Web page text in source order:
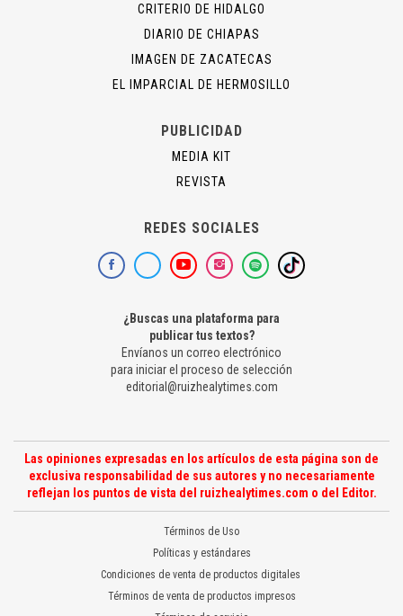
CRITERIO DE HIDALGO
DIARIO DE CHIAPAS
IMAGEN DE ZACATECAS
EL IMPARCIAL DE HERMOSILLO
PUBLICIDAD
MEDIA KIT
REVISTA
REDES SOCIALES
¿Buscas una plataforma para
publicar tus textos?
Envíanos un correo electrónico
para iniciar el proceso de selección
editorial@ruizhealytimes.com
Las opiniones expresadas en los artículos de esta página son de
exclusiva responsabilidad de sus autores y no necesariamente
reflejan los puntos de vista del ruizhealytimes.com o del Editor.
Términos de Uso
Políticas y estándares
Condiciones de venta de productos digitales
Términos de venta de productos impresos